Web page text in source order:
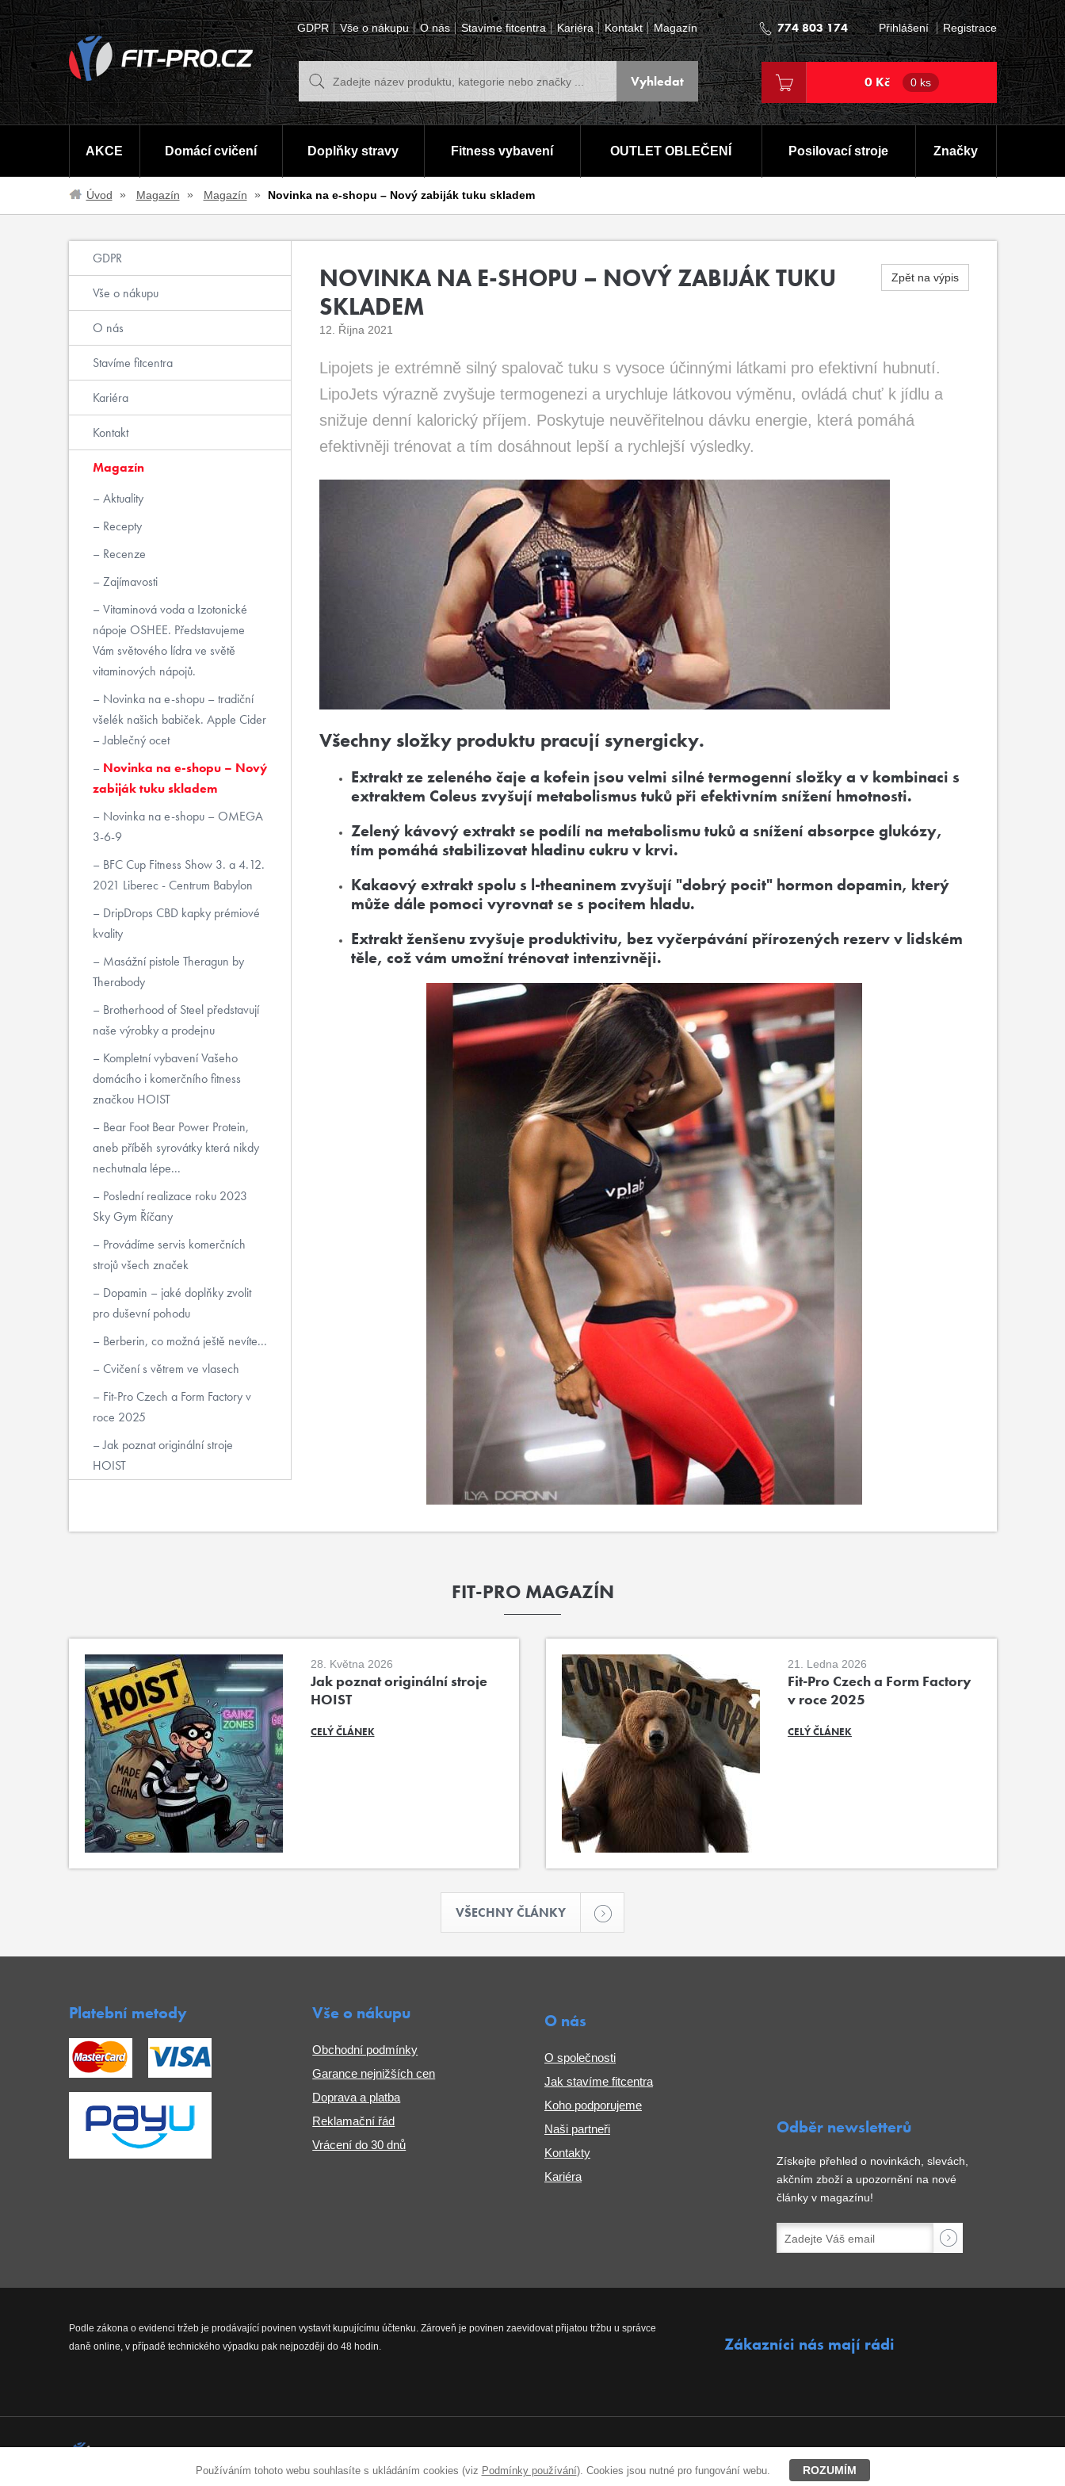
Používáním tohoto webu souhlasíte s ukládáním cookies (viz Podmínky používání). Cookies jsou nutné pro fungování webu. ROZUMÍM
GDPR Vše o nákupu O nás Stavíme fitcentra Kariéra Kontakt Magazín 774 803 174 Přihlášení Registrace
0 Kč 0 ks
AKCE Domácí cvičení Doplňky stravy Fitness vybavení OUTLET OBLEČENÍ Posilovací stroje Značky
Úvod Magazín Magazín Novinka na e-shopu – Nový zabiják tuku skladem
Zpět na výpis
NOVINKA NA E-SHOPU – NOVÝ ZABIJÁK TUKU
SKLADEM
12. Října 2021
Lipojets je extrémně silný spalovač tuku s vysoce účinnými látkami pro efektivní hubnutí.
LipoJets výrazně zvyšuje termogenezi a urychluje látkovou výměnu, ovládá chuť k jídlu a
snižuje denní kalorický příjem. Poskytuje neuvěřitelnou dávku energie, která pomáhá
efektivněji trénovat a tím dosáhnout lepší a rychlejší výsledky.
Všechny složky produktu pracují synergicky.
Extrakt ze zeleného čaje a kofein jsou velmi silné termogenní složky a v kombinaci s
extraktem Coleus zvyšují metabolismus tuků při efektivním snížení hmotnosti.
Zelený kávový extrakt se podílí na metabolismu tuků a snížení absorpce glukózy,
tím pomáhá stabilizovat hladinu cukru v krvi.
Kakaový extrakt spolu s l-theaninem zvyšují "dobrý pocit" hormon dopamin, který
může dále pomoci vyrovnat se s pocitem hladu.
Extrakt ženšenu zvyšuje produktivitu, bez vyčerpávání přírozených rezerv v lidském
těle, což vám umožní trénovat intenzivněji.
GDPR
Vše o nákupu
O nás
Stavíme fitcentra
Kariéra
Kontakt
Magazín
Aktuality
Recepty
Recenze
Zajímavosti
Vitaminová voda a Izotonické
nápoje OSHEE. Představujeme
Vám světového lídra ve světě
vitaminových nápojů.
Novinka na e-shopu – tradiční
všelék našich babiček. Apple Cider
– Jablečný ocet
Novinka na e-shopu – Nový
zabiják tuku skladem
Novinka na e-shopu – OMEGA
3-6-9
BFC Cup Fitness Show 3. a 4.12.
2021 Liberec - Centrum Babylon
DripDrops CBD kapky prémiové
kvality
Masážní pistole Theragun by
Therabody
Brotherhood of Steel představují
naše výrobky a prodejnu
Kompletní vybavení Vašeho
domácího i komerčního fitness
značkou HOIST
Bear Foot Bear Power Protein,
aneb příběh syrovátky která nikdy
nechutnala lépe...
Poslední realizace roku 2023
Sky Gym Říčany
Provádíme servis komerčních
strojů všech značek
Dopamin – jaké doplňky zvolit
pro duševní pohodu
Berberin, co možná ještě nevíte...
Cvičení s větrem ve vlasech
Fit-Pro Czech a Form Factory v
roce 2025
Jak poznat originální stroje
HOIST
FIT-PRO MAGAZÍN
28. Května 2026
Jak poznat originální stroje
HOIST
CELÝ ČLÁNEK
21. Ledna 2026
Fit-Pro Czech a Form Factory
v roce 2025
CELÝ ČLÁNEK
VŠECHNY ČLÁNKY
Platební metody Vše o nákupu
Obchodní podmínky
Garance nejnižších cen
Doprava a platba
Reklamační řád
Vrácení do 30 dnů
O nás
O společnosti
Jak stavíme fitcentra
Koho podporujeme
Naši partneři
Kontakty
Kariéra
Odběr newsletterů
Získejte přehled o novinkách, slevách,
akčním zboží a upozornění na nové
články v magazínu!
Podle zákona o evidenci tržeb je prodávající povinen vystavit kupujícímu účtenku. Zároveň je povinen zaevidovat přijatou tržbu u správce
daně online, v případě technického výpadku pak nejpozději do 48 hodin.
Zákazníci nás mají rádi